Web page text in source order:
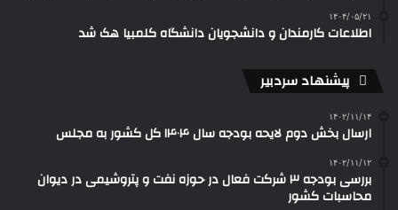
۱۴۰۴/۰۵/۲۱
اطلاعات کارمندان و دانشجویان دانشگاه کلمبیا هک شد
پیشنهاد سردبیر
۱۴۰۲/۱۱/۱۴
ارسال بخش دوم لایحه بودجه سال ۱۴۰۴ کل کشور به مجلس
۱۴۰۲/۱۱/۱۲
بررسی بودجه ۳ شرکت‌ فعال در حوزه نفت و پتروشیمی در دیوان
محاسبات کشور